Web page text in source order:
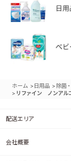
ホーム > 日用品 > 除菌
> リファイン ノンアル
配送エリア
会社概要